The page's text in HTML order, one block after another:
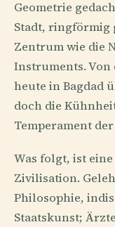
Geometrie
Stadt, ringförmig
Zentrum wie die
Instruments.
heute in Bagdad
doch die
Temperament der
Was folgt, ist
Zivilisation.
Philosophie,
Staatskunst;